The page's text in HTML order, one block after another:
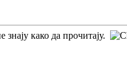
како да прочитају.